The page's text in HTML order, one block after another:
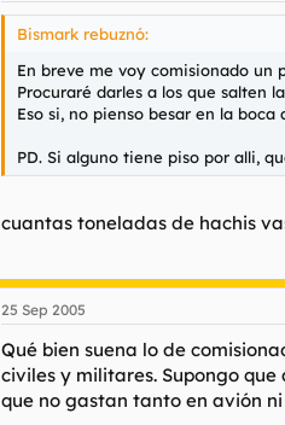
Bismark rebuznó:
En breve me voy comisionado un
Procuraré darles a los que salten
Eso si, no pienso besar en la
PD. Si alguno tiene piso por alli,
cuantas toneladas de hachis
25 Sep 2005
Qué bien suena lo de
civiles y militares. Supongo
que no gastan tanto en avión